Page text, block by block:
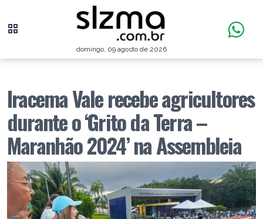
domingo, 09 agosto de 2026
Iracema Vale recebe agricultores
durante o ‘Grito da Terra –
Maranhão 2024’ na Assembleia